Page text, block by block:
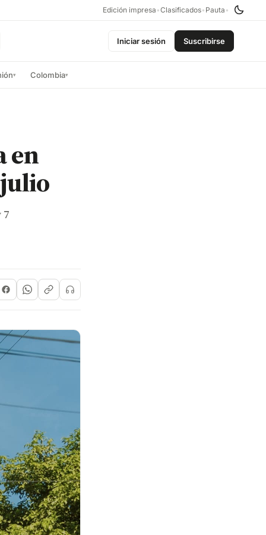
Edición impresa •Clasificados• Pauta •
Iniciar sesión Suscribirse
▾ Colombia▾
en